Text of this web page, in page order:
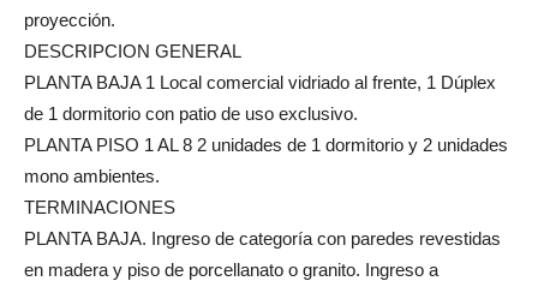
proyección.
DESCRIPCION GENERAL
PLANTA BAJA 1 Local comercial vidriado al frente, 1 Dúplex
de 1 dormitorio con patio de uso exclusivo.
PLANTA PISO 1 AL 8 2 unidades de 1 dormitorio y 2 unidades
mono ambientes.
TERMINACIONES
PLANTA BAJA. Ingreso de categoría con paredes revestidas
en madera y piso de porcellanato o granito. Ingreso a